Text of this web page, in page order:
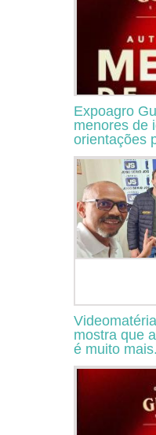
Expoagro
menores de
orientações
mostra que
é muito